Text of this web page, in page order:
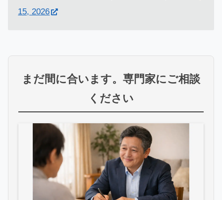
15, 2026
まだ間に合います。専門家にご相談
ください